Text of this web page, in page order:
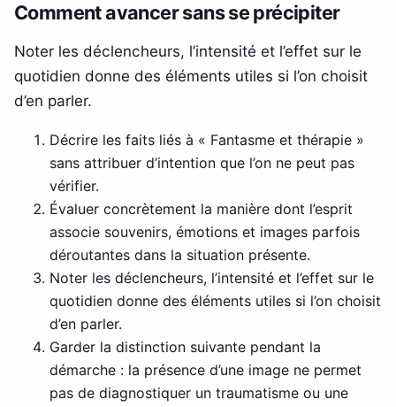
Comment avancer sans se précipiter
Noter les déclencheurs, l’intensité et l’effet sur le
quotidien donne des éléments utiles si l’on choisit
d’en parler.
Décrire les faits liés à « Fantasme et thérapie »
sans attribuer d’intention que l’on ne peut pas
vérifier.
Évaluer concrètement la manière dont l’esprit
associe souvenirs, émotions et images parfois
déroutantes dans la situation présente.
Noter les déclencheurs, l’intensité et l’effet sur le
quotidien donne des éléments utiles si l’on choisit
d’en parler.
Garder la distinction suivante pendant la
démarche : la présence d’une image ne permet
pas de diagnostiquer un traumatisme ou une